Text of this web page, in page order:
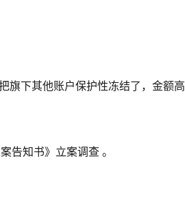
旗下其他账户保护性冻结了，金额高
告知书》立案调查 。